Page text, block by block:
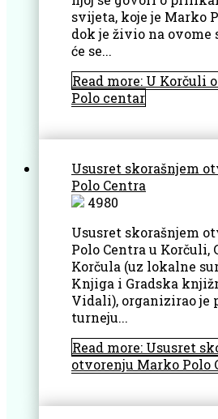
svijeta, koje je Marko
dok je živio na ovome
će se...
Read more: U Korčuli
Polo centar
Ususret skorašnjem
Polo Centra
4980
Ususret skorašnjem
Polo Centra u Korčuli,
Korčula (uz lokalne
Knjiga i Gradska
Vidali), organizirao je
turneju...
Read more: Ususret
otvorenju Marko Polo